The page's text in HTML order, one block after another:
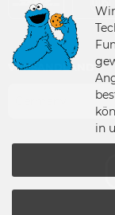
VERSANDLAND
in